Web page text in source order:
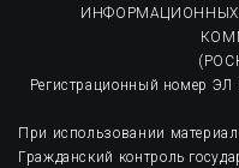
Регистрационный номер
При использовании
Гражданский контроль